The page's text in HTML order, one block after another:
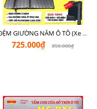
ĐỆM GIƯỜNG NẰM Ô TÔ (Xe 7 Chỗ SUV + Pickup + Sedan C - D)
725.000₫ 850.000₫